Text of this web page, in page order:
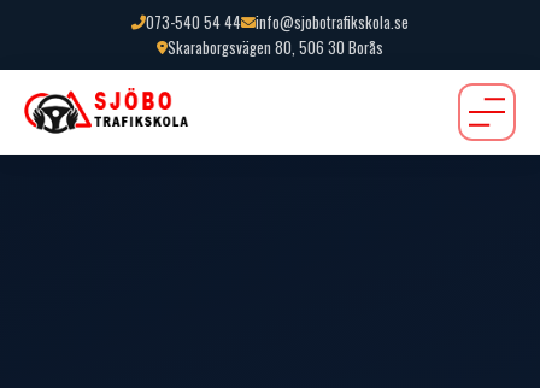
073-540 54 44
info@sjobotrafikskola.se
Skaraborgsvägen 80, 506 30 Borås